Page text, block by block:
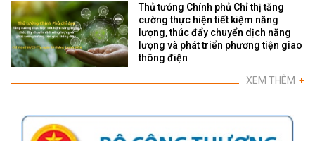
Thủ tướng Chính phủ Chỉ thị tăng
cường thực hiện tiết kiệm năng
lượng, thúc đẩy chuyển dịch năng
lượng và phát triển phương tiện giao
thông điện
XEM THÊM +